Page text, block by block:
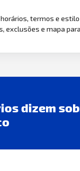
termos e
exclusões e mapa
dizem